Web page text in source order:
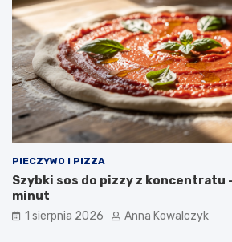
PIECZYWO I PIZZA
Szybki sos do pizzy z koncentratu
minut
1 sierpnia 2026 Anna Kowalczyk